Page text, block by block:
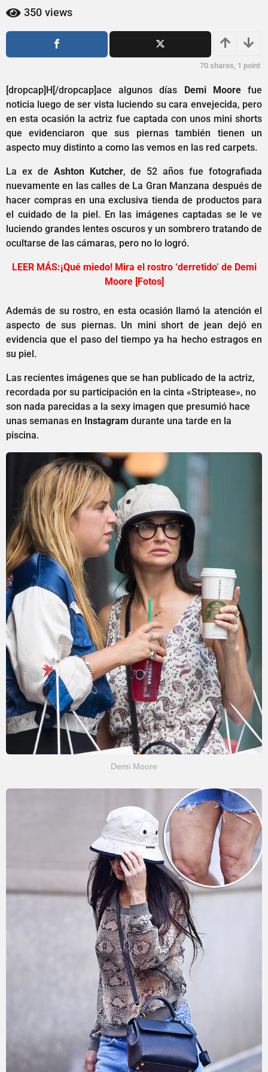
a
ñ
g
o
o
350 views
70 shares, 1 point
[dropcap]H[/dropcap]ace algunos días Demi Moorefue
noticia luego de ser vista luciendo su cara envejecida, pero
en esta ocasión la actriz fue captada con unos mini shorts
que evidenciaron que sus piernas también tienen un
aspecto muy distinto a como las vemos en las red carpets.
La ex de Ashton Kutcher, de 52 años fue fotografiada
nuevamente en las calles de La Gran Manzana después de
hacer compras en una exclusiva tienda de productos para
el cuidado de la piel. En las imágenes captadas se le ve
luciendo grandes lentes oscuros y un sombrero tratando de
ocultarse de las cámaras, pero no lo logró.
LEER MÁS:¡Qué miedo! Mira el rostro ‘derretido’ de Demi
Moore [Fotos]
Además de su rostro, en esta ocasión llamó la atención el
aspecto de sus piernas. Un mini short de jean dejó en
evidencia que el paso del tiempo ya ha hecho estragos en
su piel.
Las recientes imágenes que se han publicado de la actriz,
recordada por su participación en la cinta «Striptease», no
son nada parecidas a la sexy imagen que presumió hace
unas semanas en Instagram durante una tarde en la
piscina.
Demi Moore